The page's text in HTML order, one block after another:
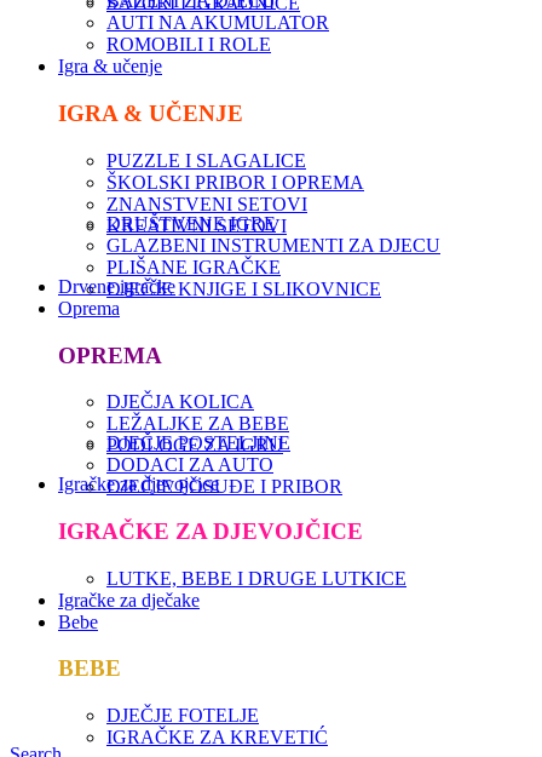
AUTI NA AKUMULATOR
ROMOBILI I ROLE
Igra & učenje
IGRA & UČENJE
PUZZLE I SLAGALICE
ŠKOLSKI PRIBOR I OPREMA
ZNANSTVENI SETOVI
KREATIVNI SETOVI
DRUŠTVENE IGRE
GLAZBENI INSTRUMENTI ZA DJECU
PLIŠANE IGRAČKE
DJEČJE KNJIGE I SLIKOVNICE
Drvene igračke
Oprema
OPREMA
DJEČJA KOLICA
LEŽALJKE ZA BEBE
PODLOGE ZA IGRU
DJEČJE POSTELJINE
DODACI ZA AUTO
DJEČJE POSUĐE I PRIBOR
Igračke za djevojčice
IGRAČKE ZA DJEVOJČICE
LUTKE, BEBE I DRUGE LUTKICE
Igračke za dječake
Bebe
BEBE
DJEČJE FOTELJE
IGRAČKE ZA KREVETIĆ